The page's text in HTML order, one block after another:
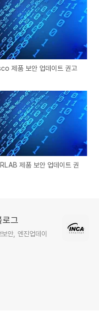
제품 보안 업데이트 권고
제품 보안 업데이트 권
로그
안, 엔진업데이